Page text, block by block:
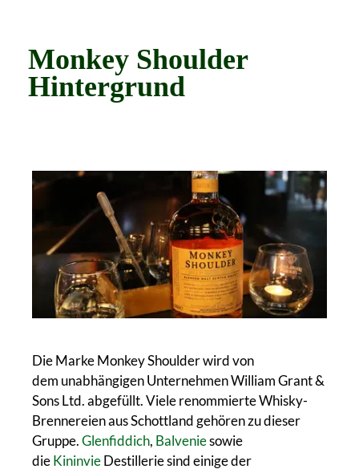
Monkey Shoulder
Hintergrund
Die Marke Monkey Shoulder wird von
dem unabhängigen Unternehmen William Grant &
Sons Ltd. abgefüllt. Viele renommierte Whisky-
Brennereien aus Schottland gehören zu dieser
Gruppe.Glenfiddich, Balveniesowie
dieKininvieDestillerie sind einige der